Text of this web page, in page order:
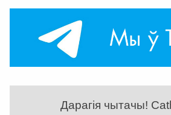
Дарагія чытачы!